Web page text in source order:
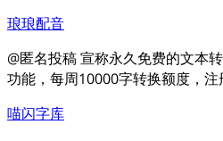
琅琅配音
@匿名投稿 宣称永久免费的文本
功能，每周10000字转换额度，注
喵闪字库